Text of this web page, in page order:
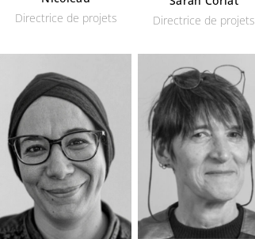
Directrice de projets
Directrice de projets